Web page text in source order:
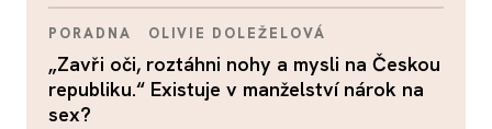
PORADNA OLIVIE DOLEŽELOVÁ
„Zavři oči, roztáhni nohy a mysli na Českou
republiku.“ Existuje v manželství nárok na
sex?